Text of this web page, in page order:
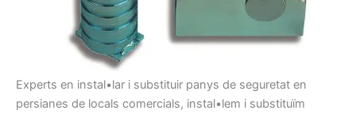
Experts en instal•lar i substituir panys de seguretat en
persianes de locals comercials, instal•lem i substituïm